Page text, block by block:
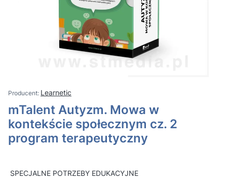
Learnetic
mTalent Autyzm. Mowa w
kontekście społecznym cz. 2
program terapeutyczny
SPECJALNE POTRZEBY EDUKACYJNE